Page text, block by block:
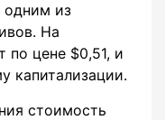
одним из
На
по цене $0,51, и
капитализации.
стоимость